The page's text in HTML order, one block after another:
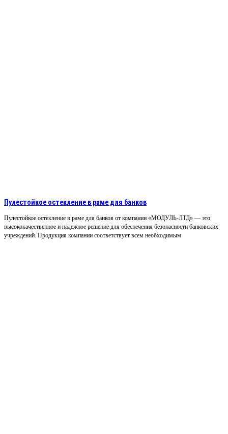
Пулестойкое остекление в раме для банков
Пулестойкое остекление в раме для банков от компании «МОДУЛЬ-ЛТД» — это
высококачественное и надежное решение для обеспечения безопасности банковских
учреждений. Продукция компании соответствует всем необходимым